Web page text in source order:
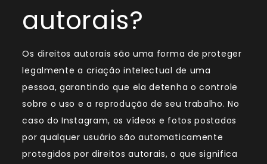
autorais?
Os direitos autorais são uma forma de proteger
legalmente a criação intelectual de uma
pessoa, garantindo que ela detenha o controle
sobre o uso e a reprodução de seu trabalho. No
caso do Instagram, os vídeos e fotos postados
por qualquer usuário são automaticamente
protegidos por direitos autorais, o que significa